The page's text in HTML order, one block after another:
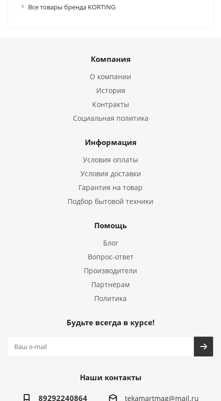
Все товары бренда KORTING
Компания
О компании
История
Контракты
Социальная политика
Информация
Условия оплаты
Условия доставки
Гарантия на товар
Подбор бытовой техники
Помощь
Блог
Вопрос-ответ
Производители
Партнерам
Политика
Будьте всегда в курсе!
Наши контакты
89292240864 tekamartmag@mail.ru